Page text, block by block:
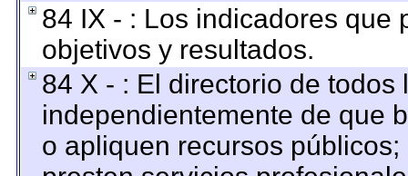
84 IX - : Los indicadores que
objetivos y resultados.
84 X - : El directorio de
independientemente de que
o apliquen recursos